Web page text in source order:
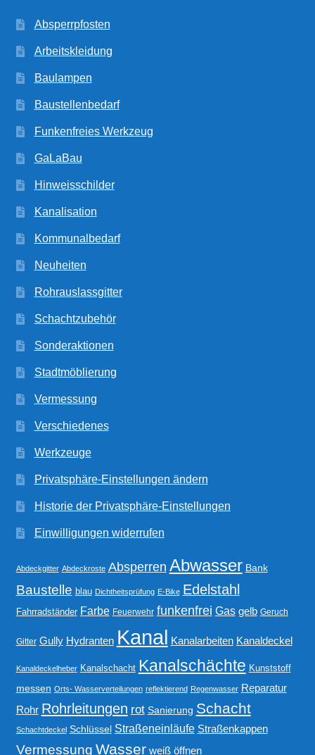
Absperrpfosten
Arbeitskleidung
Baulampen
Baustellenbedarf
Funkenfreies Werkzeug
GaLaBau
Hinweisschilder
Kanalisation
Kommunalbedarf
Neuheiten
Rohrauslassgitter
Schachtzubehör
Sonderaktionen
Stadtmöblierung
Vermessung
Verschiedenes
Werkzeuge
Privatsphäre-Einstellungen ändern
Historie der Privatsphäre-Einstellungen
Einwilligungen widerrufen
Abdeckgitter Abdeckroste Absperren Abwasser Bank
Baustelle blau Dichtheitsprüfung E-Bike Edelstahl
Fahrradständer Farbe Feuerwehr funkenfrei Gas gelb Geruch
Gitter Gully Hydranten Kanal Kanalarbeiten Kanaldeckel
Kanaldeckelheber Kanalschacht Kanalschächte Kunststoff
messen Orts- Wasserverteilungen reflektierend Regenwasser Reparatur
Rohr Rohrleitungen rot Sanierung Schacht
Schachtdeckel Schlüssel Straßeneinläufe Straßenkappen
Vermessung Wasser weiß öffnen